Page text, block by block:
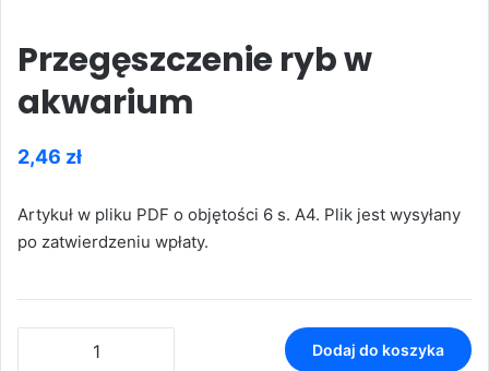
Przegęszczenie ryb w
akwarium
2,46 zł
Artykuł w pliku PDF o objętości 6 s. A4. Plik jest wysyłany
po zatwierdzeniu wpłaty.
Przegęszczenie
Dodaj do koszyka